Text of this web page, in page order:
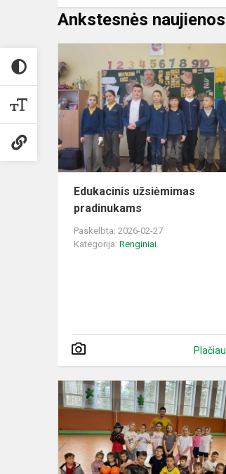
Ankstesnės naujienos
Edukacinis užsiėmimas
pradinukams
Paskelbta: 2026-02-27
Kategorija: Renginiai
Plačiau